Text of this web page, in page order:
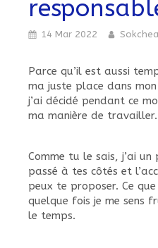
14 Mar 2022
Parce qu’il est aussi
ma juste place dans
j’ai décidé pendant ce
ma manière de travailler.
Comme tu le sais, j’ai
passé à tes côtés et
peux te proposer. Ce
quelque fois je me sens
le temps.